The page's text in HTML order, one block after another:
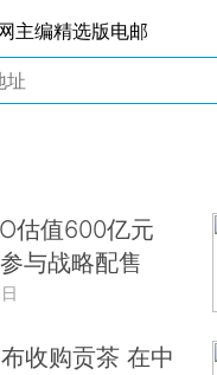
主编精选版电邮
估值600亿元
与战略配售
收购贡茶 在中